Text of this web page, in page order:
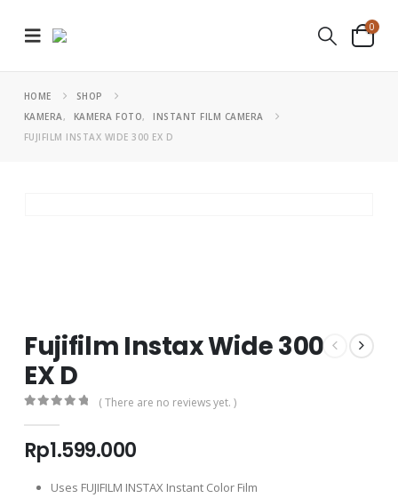
0
HOME
SHOP
KAMERA, KAMERA FOTO,
INSTANT FILM CAMERA
FUJIFILM INSTAX WIDE 300 EX D
Fujifilm Instax Wide 300
EX D
( There are no reviews yet. )
Rp1.599.000
Uses FUJIFILM INSTAX Instant Color Film